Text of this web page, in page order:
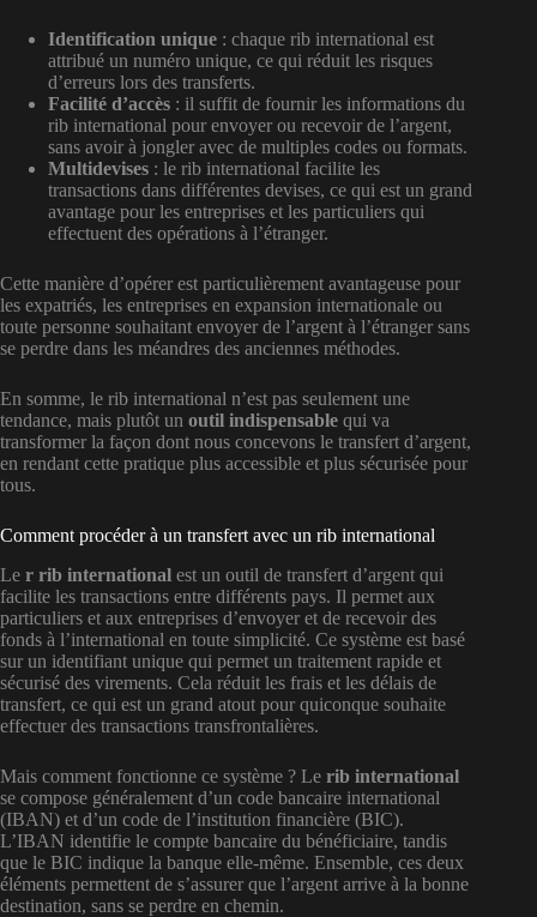
Identification unique : chaque rib international est
attribué un numéro unique, ce qui réduit les risques
d’erreurs lors des transferts.
Facilité d’accès : il suffit de fournir les informations du
rib international pour envoyer ou recevoir de l’argent,
sans avoir à jongler avec de multiples codes ou formats.
Multidevises : le rib international facilite les
transactions dans différentes devises, ce qui est un grand
avantage pour les entreprises et les particuliers qui
effectuent des opérations à l’étranger.
Cette manière d’opérer est particulièrement avantageuse pour
les expatriés, les entreprises en expansion internationale ou
toute personne souhaitant envoyer de l’argent à l’étranger sans
se perdre dans les méandres des anciennes méthodes.
En somme, le rib international n’est pas seulement une
tendance, mais plutôt un outil indispensable qui va
transformer la façon dont nous concevons le transfert d’argent,
en rendant cette pratique plus accessible et plus sécurisée pour
tous.
Comment procéder à un transfert avec un rib international
Le r rib international est un outil de transfert d’argent qui
facilite les transactions entre différents pays. Il permet aux
particuliers et aux entreprises d’envoyer et de recevoir des
fonds à l’international en toute simplicité. Ce système est basé
sur un identifiant unique qui permet un traitement rapide et
sécurisé des virements. Cela réduit les frais et les délais de
transfert, ce qui est un grand atout pour quiconque souhaite
effectuer des transactions transfrontalières.
Mais comment fonctionne ce système ? Le rib international
se compose généralement d’un code bancaire international
(IBAN) et d’un code de l’institution financière (BIC).
L’IBAN identifie le compte bancaire du bénéficiaire, tandis
que le BIC indique la banque elle-même. Ensemble, ces deux
éléments permettent de s’assurer que l’argent arrive à la bonne
destination, sans se perdre en chemin.